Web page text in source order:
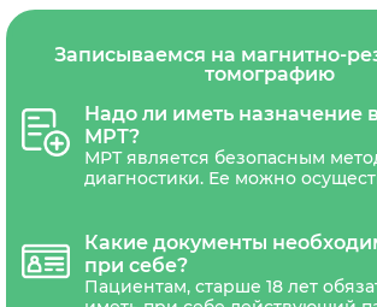
Записываемся на магнитно-
томографию
Надо ли иметь назначение
МРТ?
МРТ является безопасным
диагностики. Ее можно
Направления на МРТ может
только беременным женщинам.
Какие документы
при себе?
Пациентам, старше 18 лет